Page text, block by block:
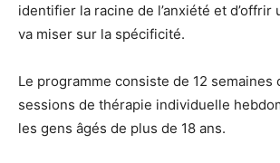
identifier la racine de l’anxiété et d’offrir
va miser sur la spécificité.
Le programme consiste de 12 semaines
sessions de thérapie individuelle
les gens âgés de plus de 18 ans.